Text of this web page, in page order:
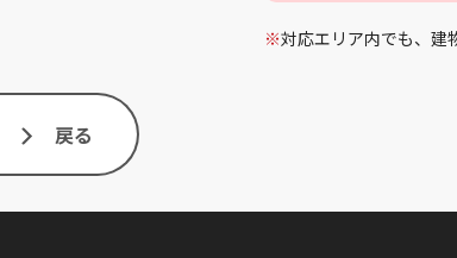
※対応エリア内でも、建
戻る